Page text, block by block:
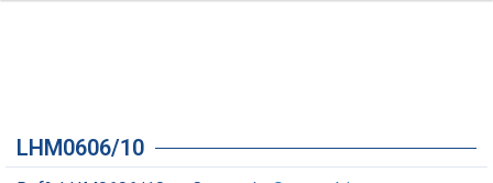
LHM0606/10